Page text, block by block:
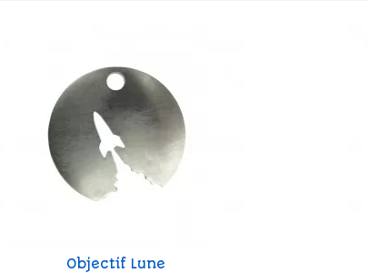
Ajouter
Objectif Lune